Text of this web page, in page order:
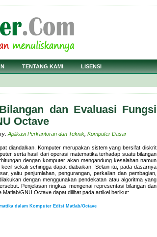
TENTANG KAMI LISENSI
dan Evaluasi Fungsi
Octave
Aplikasi Perkantoran dan Teknik Komputer Dasar
diandalkan. Komputer merupakan sistem yang bersifat diskrit
serta hasil dari operasi matematika terhadap suatu bilangan
dengan komputer akan mengandung kesalahan namun
sekali sehingga dapat diabaikan. Selain itu, pada dasarnya
yaitu penjumlahan, pengurangan, perkalian dan pembagian,
dengan menggunakan pendekatan atau algoritma yang
Penjelasan ringkas mengenai representasi bilangan dan
GNU Octave dapat dilihat pada artikel berikut:
dalam Komputer Edisi Matlab/Octave